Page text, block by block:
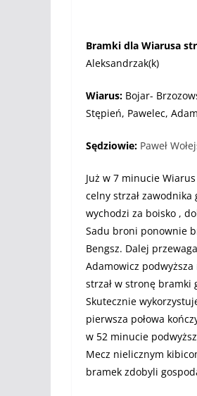
Bramki dla Wiarusa
Aleksandrzak(k)
Wiarus: Bojar-
Stępień, Pawelec,
Sędziowie: Paweł
Już w 7 minucie
celny strzał
wychodzi za boisko ,
Sadu broni ponownie
Bengsz. Dalej
Adamowicz
strzał w stronę bramki
Skutecznie
pierwsza połowa
w 52 minucie
Mecz nielicznym
bramek zdobyli